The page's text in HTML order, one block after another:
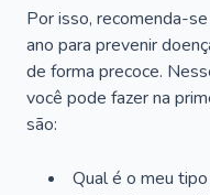
Por isso, recomenda-
ano para prevenir
de forma precoce.
você pode fazer na
são:
Qual é o meu